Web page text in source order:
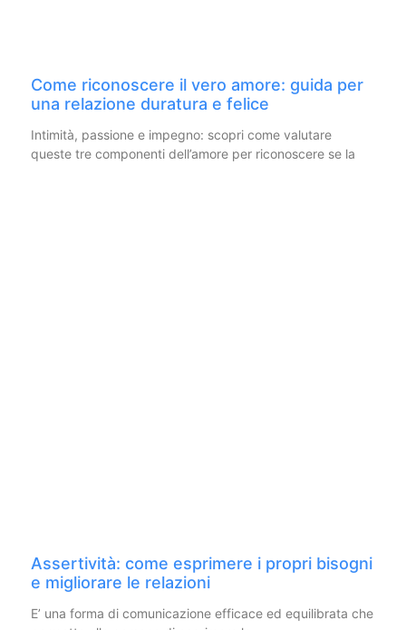
Come riconoscere il vero amore: guida per
una relazione duratura e felice
Intimità, passione e impegno: scopri come valutare
queste tre componenti dell’amore per riconoscere se la
Assertività: come esprimere i propri bisogni
e migliorare le relazioni
E’ una forma di comunicazione efficace ed equilibrata che